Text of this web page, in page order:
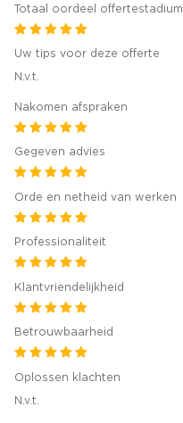
Totaal oordeel offertestadium
Uw tips voor deze offerte
N.v.t.
Nakomen afspraken
Gegeven advies
Orde en netheid van werken
Professionaliteit
Klantvriendelijkheid
Betrouwbaarheid
Oplossen klachten
N.v.t.